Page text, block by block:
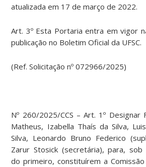
atualizada em 17 de março de 2022.
Art. 3º Esta Portaria entra em vigor
publicação no Boletim Oficial da UFSC.
(Ref. Solicitação nº 072966/2025)
Nº 260/2025/CCS – Art. 1º Designar
Matheus, Izabella Thaís da Silva,
Silva, Leonardo Bruno Federico
Zarur Stosick (secretária), para, sob
do primeiro, constituírem a